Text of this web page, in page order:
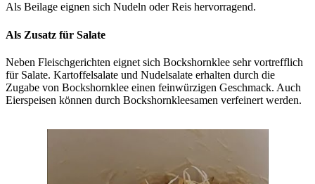
Als Beilage eignen sich Nudeln oder Reis hervorragend.
Als Zusatz für Salate
Neben Fleischgerichten eignet sich Bockshornklee sehr vortrefflich
für Salate. Kartoffelsalate und Nudelsalate erhalten durch die
Zugabe von Bockshornklee einen feinwürzigen Geschmack. Auch
Eierspeisen können durch Bockshornkleesamen verfeinert werden.